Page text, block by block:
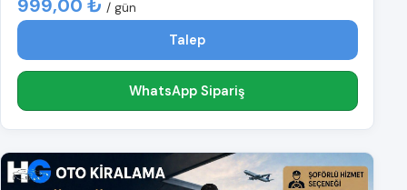
999,00 ₺ / gün
Talep
WhatsApp Sipariş